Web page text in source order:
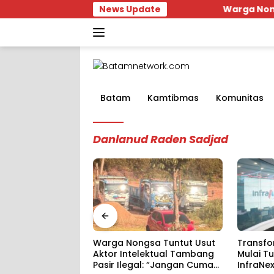
to
News Update Warga Nongsa
Batam Kamtibmas Komunitas
Danlanud Raden Sadjad
Transformasi TelkomGroup
Mulai Tunjukkan Hasil,
InfraNexia Catat Kinerja
Dukung
Dabo
Kedip